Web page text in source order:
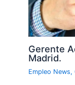
Gerente
Madrid.
Empleo News,